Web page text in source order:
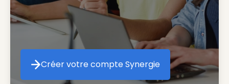
Créer votre compte Synergie
Créer votre compte Synergie